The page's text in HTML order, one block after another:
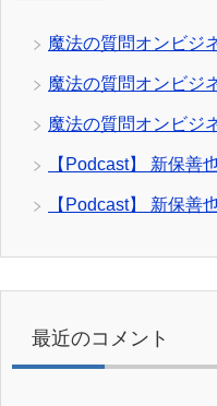
魔法の質問オンビジ
魔法の質問オンビジ
魔法の質問オンビジ
【Podcast】 新保
【Podcast】 新保
最近のコメント